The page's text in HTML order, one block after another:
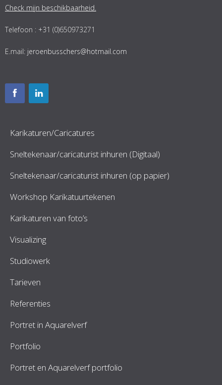
Check mijn beschikbaarheid.
Telefoon : +31 (0)650973271
E.mail: jeroenbusschers@hotmail.com
Karikaturen/Caricatures
Sneltekenaar/caricaturist inhuren (Digitaal)
Sneltekenaar/caricaturist inhuren (op papier)
Workshop Karikatuurtekenen
Karikaturen van foto’s
Visualizing
Studiowerk
Tarieven
Referenties
Portret in Aquarelverf
Portfolio
Portret en Aquarelverf portfolio